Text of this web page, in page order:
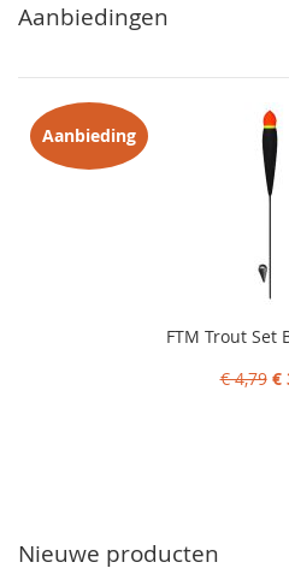
Aanbiedingen
Aanbieding
FTM Trout Set
€ 4,79 €
Nieuwe producten